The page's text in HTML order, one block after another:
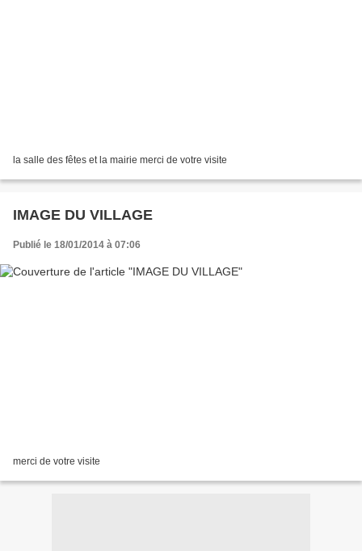
la salle des fêtes et la mairie merci de votre visite
IMAGE DU VILLAGE
Publié le 18/01/2014 à 07:06
merci de votre visite